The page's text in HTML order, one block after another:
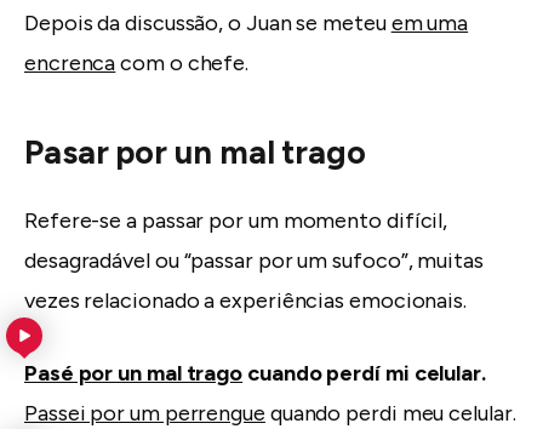
Depois da discussão, o Juan se meteuem uma
encrencacom o chefe.
Pasar por un mal trago
Refere-se a passar por um momento difícil,
desagradável ou “passar por um sufoco”, muitas
vezes relacionado a experiências emocionais.
Pasé por un mal trago cuando perdí mi celular.
Passei por um perrengue quando perdi meu celular.